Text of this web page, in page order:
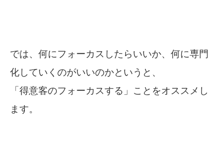
では、何にフォーカスしたらいいか、何に専門
化していくのがいいのかというと、
「得意客のフォーカスする」ことをオススメし
ます。